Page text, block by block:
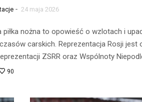
- 24 maja 2026
piłka nożna to opowieść o wzlotach i
carskich. Reprezentacja Rosji jest
ZSRR oraz Wspólnoty
90